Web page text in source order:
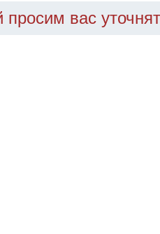
просим вас